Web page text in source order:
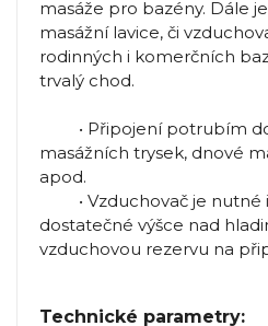
masáže pro bazény. Dále
masážní lavice, či
rodinných i komerčních
trvalý chod.
• Připojení potrubím do
masážních trysek, dnové
apod.
• Vzduchovač je nutné
dostatečné výšce nad
vzduchovou rezervu na
Technické parametry: